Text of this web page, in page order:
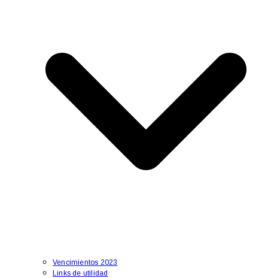
Vencimientos 2023
Links de utilidad